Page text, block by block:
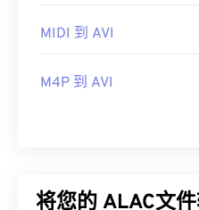
MIDI 到 AVI
M4P 到 AVI
将您的 ALAC文